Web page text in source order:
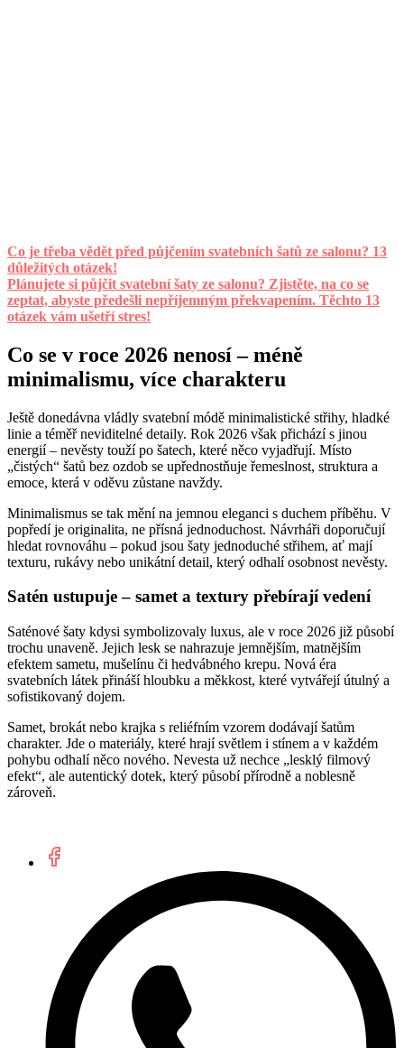
Co je třeba vědět před půjčením svatebních šatů ze salonu? 13
důležitých otázek!
Plánujete si půjčit svatební šaty ze salonu? Zjistěte, na co se
zeptat, abyste předešli nepříjemným překvapením. Těchto 13
otázek vám ušetří stres!
Co se v roce 2026 nenosí – méně
minimalismu, více charakteru
Ještě donedávna vládly svatební módě minimalistické střihy, hladké
linie a téměř neviditelné detaily. Rok 2026 však přichází s jinou
energií – nevěsty touží po šatech, které něco vyjadřují. Místo
„čistých“ šatů bez ozdob se upřednostňuje řemeslnost, struktura a
emoce, která v oděvu zůstane navždy.
Minimalismus se tak mění na jemnou eleganci s duchem příběhu. V
popředí je originalita, ne přísná jednoduchost. Návrháři doporučují
hledat rovnováhu – pokud jsou šaty jednoduché střihem, ať mají
texturu, rukávy nebo unikátní detail, který odhalí osobnost nevěsty.
Satén ustupuje – samet a textury přebírají vedení
Saténové šaty kdysi symbolizovaly luxus, ale v roce 2026 již působí
trochu unaveně. Jejich lesk se nahrazuje jemnějším, matnějším
efektem sametu, mušelínu či hedvábného krepu. Nová éra
svatebních látek přináší hloubku a měkkost, které vytvářejí útulný a
sofistikovaný dojem.
Samet, brokát nebo krajka s reliéfním vzorem dodávají šatům
charakter. Jde o materiály, které hrají světlem i stínem a v každém
pohybu odhalí něco nového. Nevesta už nechce „lesklý filmový
efekt“, ale autentický dotek, který působí přírodně a noblesně
zároveň.